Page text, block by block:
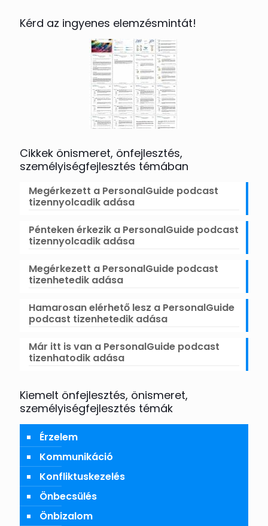
Kérd az ingyenes elemzésmintát!
Cikkek önismeret, önfejlesztés,
személyiségfejlesztés témában
Megérkezett a PersonalGuide podcast
tizennyolcadik adása
Pénteken érkezik a PersonalGuide podcast
tizennyolcadik adása
Megérkezett a PersonalGuide podcast
tizenhetedik adása
Hamarosan elérhető lesz a PersonalGuide
podcast tizenhetedik adása
Már itt is van a PersonalGuide podcast
tizenhatodik adása
Kiemelt önfejlesztés, önismeret,
személyiségfejlesztés témák
Érzelem
Kommunikáció
Konfliktuskezelés
Önbecsülés
Önbizalom